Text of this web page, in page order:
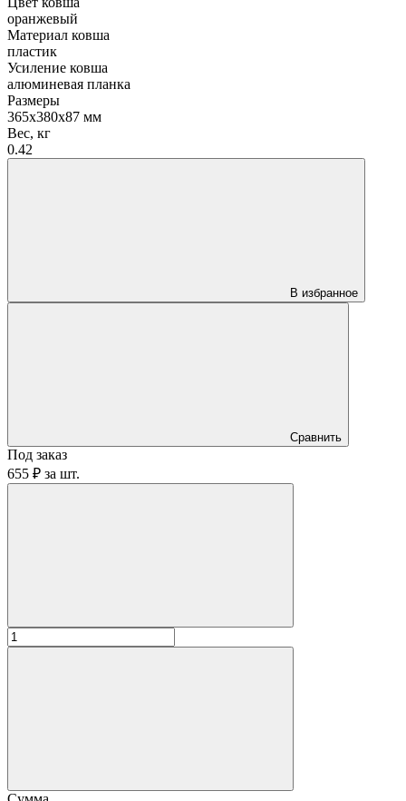
оранжевый
Материал ковша
пластик
Усиление ковша
алюминевая планка
Размеры
365x380x87 мм
Вес, кг
0.42
В избранное
Сравнить
Под заказ
655 ₽ за шт.